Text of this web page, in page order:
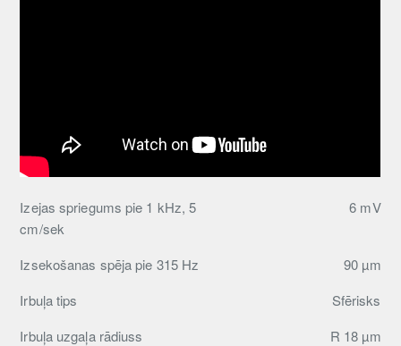
Izejas spriegums pie 1 kHz, 5
cm/sek
6 mV
Izsekošanas spēja pie 315 Hz
90 µm
Irbuļa tips
Sfērisks
Irbuļa uzgaļa rādiuss
R 18 µm